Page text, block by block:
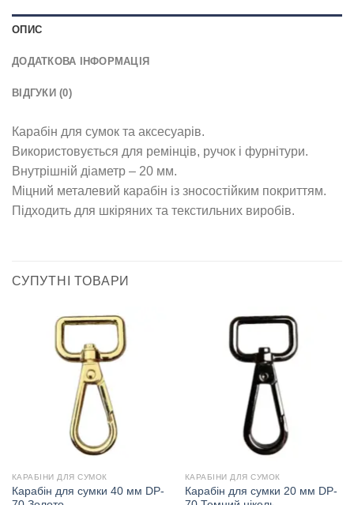
ОПИС
ДОДАТКОВА ІНФОРМАЦІЯ
ВІДГУКИ (0)
Карабін для сумок та аксесуарів.
Використовується для ремінців, ручок і фурнітури.
Внутрішній діаметр – 20 мм.
Міцний металевий карабін із зносостійким покриттям.
Підходить для шкіряних та текстильних виробів.
СУПУТНІ ТОВАРИ
КАРАБІНИ ДЛЯ СУМОК
Карабін для сумки 40 мм DP-
КАРАБІНИ ДЛЯ СУМОК
Карабін для сумки 20 мм DP-